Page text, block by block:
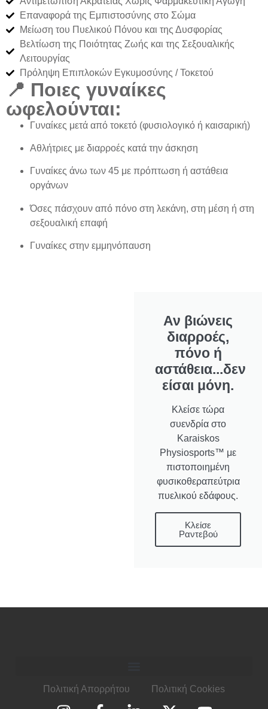
Επαναφορά της Εμπιστοσύνης στο Σώμα
Μείωση του Πυελικού Πόνου και της Δυσφορίας
Βελτίωση της Ποιότητας Ζωής και της Σεξουαλικής
Λειτουργίας
Πρόληψη Επιπλοκών Εγκυμοσύνης / Τοκετού
📍 Ποιες γυναίκες
ωφελούνται:
Γυναίκες μετά από τοκετό (φυσιολογικό ή καισαρική)
Αθλήτριες με διαρροές κατά την άσκηση
Γυναίκες άνω των 45 με πρόπτωση ή αστάθεια
οργάνων
Όσες πάσχουν από πόνο στη λεκάνη, στη μέση ή στη
σεξουαλική επαφή
Γυναίκες στην εμμηνόπαυση
Αν βιώνεις
διαρροές,
πόνο ή
αστάθεια...δεν
είσαι μόνη.
Κλείσε τώρα
συενδρία στο
Karaiskos
Physiosports™ με
πιστοποιημένη
φυσικοθεραπεύτρια
πυελικού εδάφους.
Κλείσε
Ραντεβού
Πολιτική Απορρήτου Πολιτική Cookies